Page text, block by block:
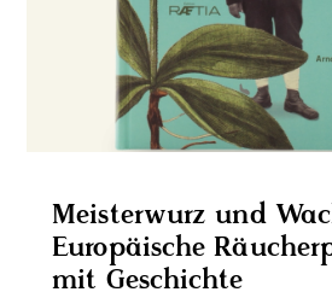
Meisterwurz und
Europäische
mit Geschichte